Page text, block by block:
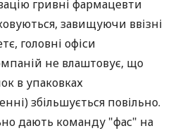
гривні фармацевти
завищуючи ввізні
головні офіси
не влаштовує, що
в упаковках
збільшується повільно.
дають команду "фас" на